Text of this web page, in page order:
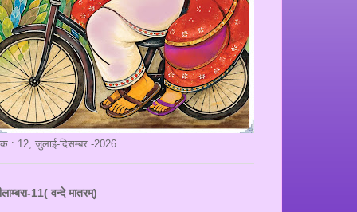
: 12, जुलाई-दिसम्बर -2026
11( वन्दे मातरम्)